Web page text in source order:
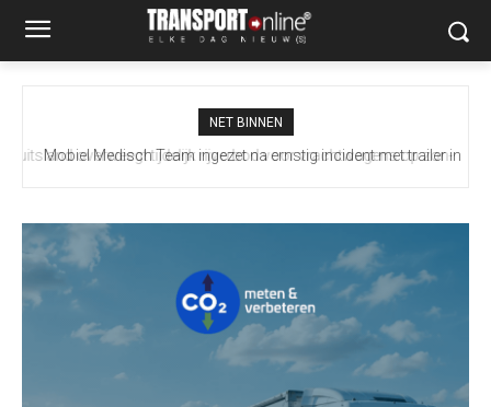
NET BINNEN
Mobiel Medisch Team ingezet na ernstig incident met trailer in